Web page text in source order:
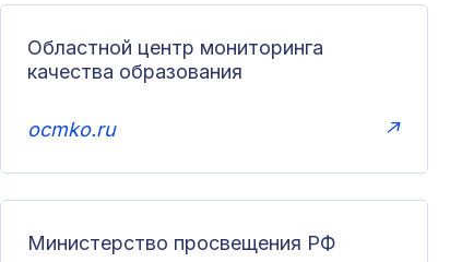
Областной центр мониторинга
качества образования
ocmko.ru ↗
Министерство просвещения РФ